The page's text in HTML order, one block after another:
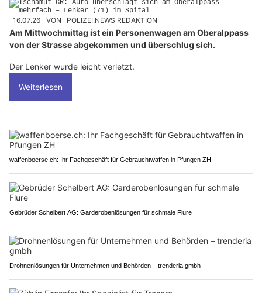
16.07.26 VON POLIZEI.NEWS REDAKTION
Am Mittwochmittag ist ein Personenwagen am Oberalppass
von der Strasse abgekommen und überschlug sich.
Der Lenker wurde leicht verletzt.
Weiterlesen
waffenboerse.ch: Ihr Fachgeschäft für Gebrauchtwaffen in Pfungen ZH
Gebrüder Schelbert AG: Garderobenlösungen für schmale Flure
Drohnenlösungen für Unternehmen und Behörden – trenderia gmbh